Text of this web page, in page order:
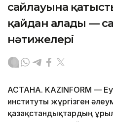
сайлауына
қайдан алады —
нәтижелері
АСТАНА. KAZINFORM —
институты жүргізген
қазақстандықтардың